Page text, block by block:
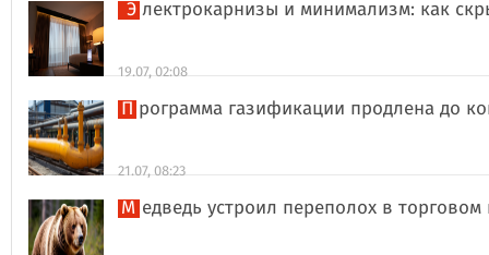
Электрокарнизы и минимализм: как
19.07, 02:08
Программа газификации продлена до
21.07, 08:23
Медведь устроил переполох в